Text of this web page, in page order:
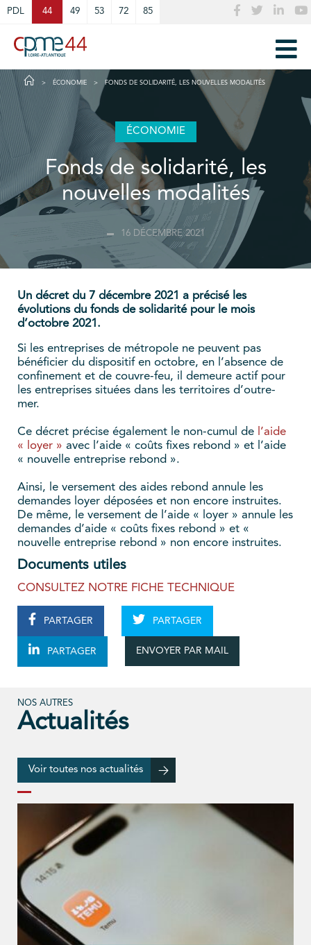
PDL 44 49 53 72 85
ÉCONOMIE FONDS DE SOLIDARITÉ, LES NOUVELLES MODALITÉS
ÉCONOMIE
Fonds de solidarité, les
nouvelles modalités
16 DÉCEMBRE 2021
Un décret du 7 décembre 2021 a précisé les
évolutions du fonds de solidarité pour le mois
d’octobre 2021.
Si les entreprises de métropole ne peuvent pas
bénéficier du dispositif en octobre, en l’absence de
confinement et de couvre-feu, il demeure actif pour
les entreprises situées dans les territoires d’outre-
mer.
Ce décret précise également le non-cumul de l’aide
« loyer » avec l’aide « coûts fixes rebond » et l’aide
« nouvelle entreprise rebond ».
Ainsi, le versement des aides rebond annule les
demandes loyer déposées et non encore instruites.
De même, le versement de l’aide « loyer » annule les
demandes d’aide « coûts fixes rebond » et «
nouvelle entreprise rebond » non encore instruites.
Documents utiles
CONSULTEZ NOTRE FICHE TECHNIQUE
PARTAGER PARTAGER
PARTAGER ENVOYER PAR MAIL
NOS AUTRES
Actualités
Voir toutes nos actualités
Cookies management panel